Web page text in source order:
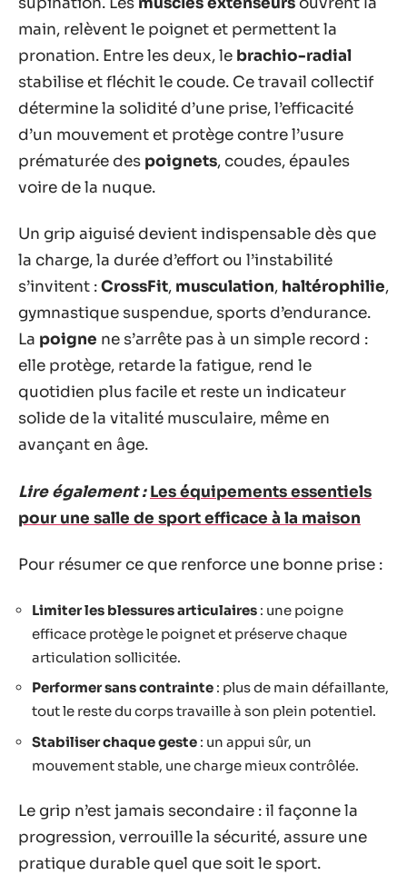
main, relèvent le poignet et permettent la
pronation. Entre les deux, le brachio-radial
stabilise et fléchit le coude. Ce travail collectif
détermine la solidité d’une prise, l’efficacité
d’un mouvement et protège contre l’usure
prématurée des poignets, coudes, épaules
voire de la nuque.
Un grip aiguisé devient indispensable dès que
la charge, la durée d’effort ou l’instabilité
s’invitent :CrossFit, musculation, haltérophilie,
gymnastique suspendue, sports d’endurance.
La poigne ne s’arrête pas à un simple record :
elle protège, retarde la fatigue, rend le
quotidien plus facile et reste un indicateur
solide de la vitalité musculaire, même en
avançant en âge.
Lire également : Les équipements essentiels
pour une salle de sport efficace à la maison
Pour résumer ce que renforce une bonne prise :
Limiter les blessures articulaires : une poigne
efficace protège le poignet et préserve chaque
articulation sollicitée.
Performer sans contrainte : plus de main défaillante,
tout le reste du corps travaille à son plein potentiel.
Stabiliser chaque geste : un appui sûr, un
mouvement stable, une charge mieux contrôlée.
Le grip n’est jamais secondaire : il façonne la
progression, verrouille la sécurité, assure une
pratique durable quel que soit le sport.